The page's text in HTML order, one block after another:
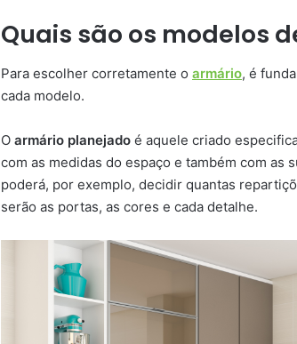
Quais são os modelos
Para escolher corretamente o armário, é
cada modelo.
O armário planejado é aquele criado
com as medidas do espaço e também com as
poderá, por exemplo, decidir quantas
serão as portas, as cores e cada detalhe.